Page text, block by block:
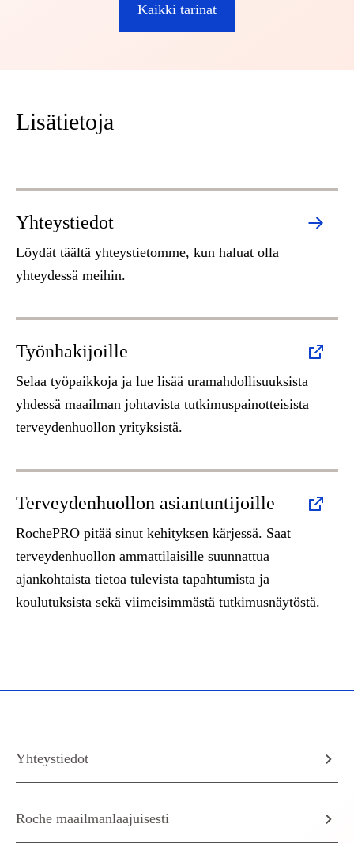
Kaikki tarinat
Lisätietoja
Yhteystiedot
Löydät täältä yhteystietomme, kun haluat olla
yhteydessä meihin.
Työnhakijoille
Selaa työpaikkoja ja lue lisää uramahdollisuuksista
yhdessä maailman johtavista tutkimuspainotteisista
terveydenhuollon yrityksistä.
Terveydenhuollon asiantuntijoille
RochePRO pitää sinut kehityksen kärjessä. Saat
terveydenhuollon ammattilaisille suunnattua
ajankohtaista tietoa tulevista tapahtumista ja
koulutuksista sekä viimeisimmästä tutkimusnäytöstä.
Yhteystiedot
Roche maailmanlaajuisesti